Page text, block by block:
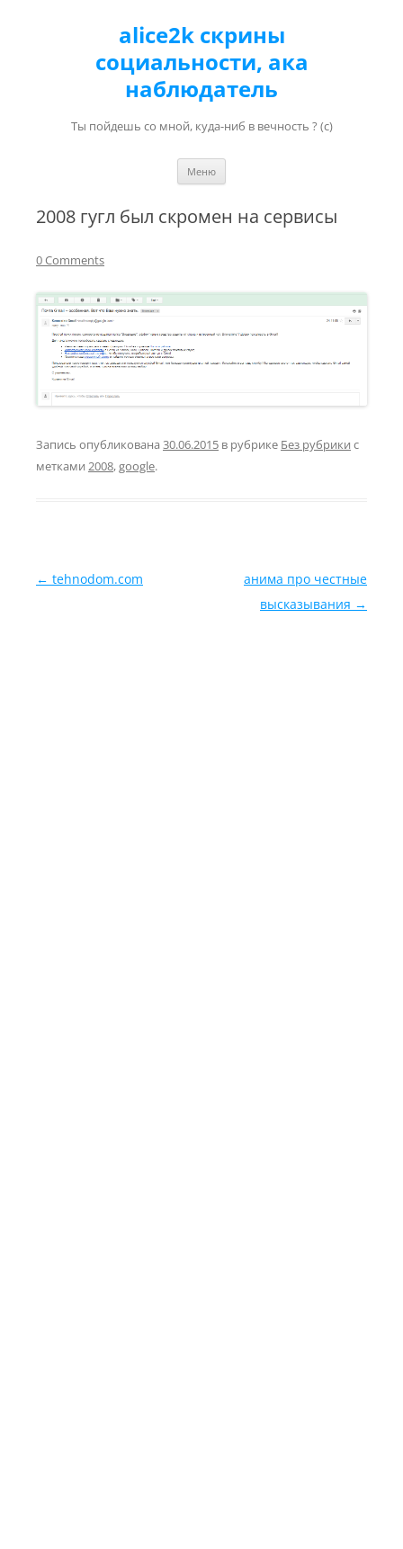
alice2k скрины
социальности, ака
наблюдатель
Ты пойдешь со мной, куда-ниб в вечность ? (с)
Меню
2008 гугл был скромен на сервисы
0 Comments
Запись опубликована 30.06.2015 в рубрике Без рубрики с
метками 2008,google.
Навигация по записям
← tehnodom.com
анима про честные
высказывания →